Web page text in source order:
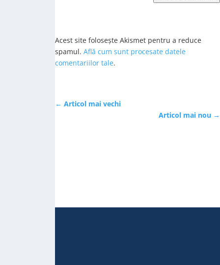
Acest site folosește Akismet pentru a reduce
spamul. Află cum sunt procesate datele
comentariilor tale.
← Articol mai vechi
Articol mai nou →